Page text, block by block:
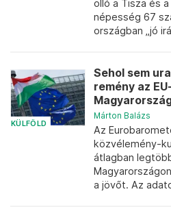
olló a Tisza és
népesség 67
országban „jó
KÜLFÖLD
Sehol sem
remény az
Márton Balázs
Az
közvélemény-
átlagban
a jövőt. Az